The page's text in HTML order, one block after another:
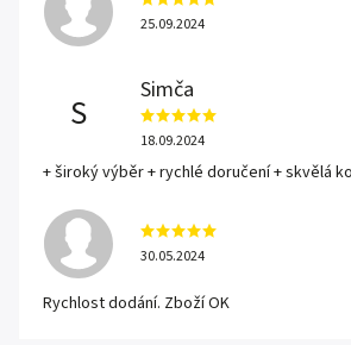
25.09.2024
S
Simča
18.09.2024
+ široký výběr + rychlé doručení + skvělá
30.05.2024
Rychlost dodání. Zboží OK